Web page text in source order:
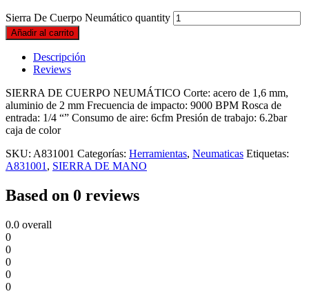
Sierra De Cuerpo Neumático quantity
Añadir al carrito
Descripción
Reviews
SIERRA DE CUERPO NEUMÁTICO Corte: acero de 1,6 mm,
aluminio de 2 mm Frecuencia de impacto: 9000 BPM Rosca de
entrada: 1/4 “” Consumo de aire: 6cfm Presión de trabajo: 6.2bar
caja de color
SKU: A831001 Categorías: Herramientas, Neumaticas Etiquetas:
A831001 , SIERRA DE MANO
Based on 0 reviews
0.0 overall
0
0
0
0
0